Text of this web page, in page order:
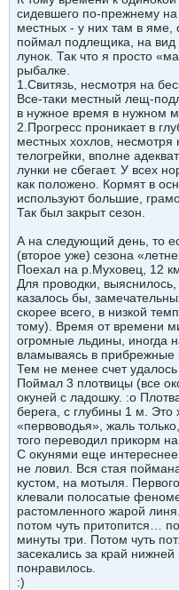
сидевшего по-прежнему
местных - у них там в яме,
поймал подлещика, на вид
лунок. Так что я просто
рыбалке.
1.Свитязь, несмотря на
Все-таки местный лещ-
в нужное время в нужном
2.Прогресс проникает в
местных хохлов,
телогрейки, вполне
лунки не сбегает. У всех
как положено. Кормят в
используют большие,
Так был закрыт сезон.
А на следующий день, то
(второе уже) сезона
Поехал на р.Муховец, 12
Для проводки,
казалось бы,
скорее всего, в низкой
тому). Время от времени
огромные льдины, иногда
вламываясь в прибрежные
Тем не менее счет
Поймал 3 плотвицы (все
окуней с ладошку. :o
берега, с глубины 1 м.
«первоводья», жаль
того переводил прикорм на
С окунями еще
не ловил. Вся стая
кустом, на мотыля.
клевали полосатые
растомленного жарой
потом чуть притопится…
минуты три. Потом чуть
засекались за край
понравилось.
:)